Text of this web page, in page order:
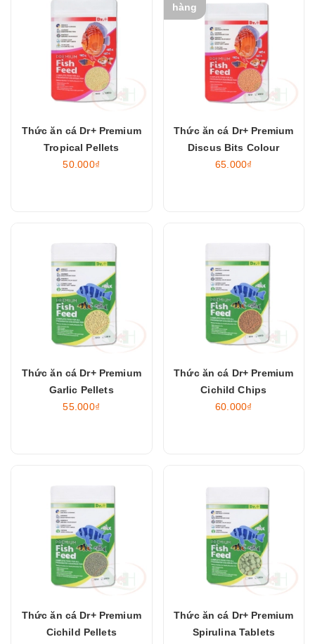
Thức ăn cá Dr+ Premium
Tropical Pellets
50.000₫
hàng
Thức ăn cá Dr+ Premium
Discus Bits Colour
65.000₫
Thức ăn cá Dr+ Premium
Garlic Pellets
55.000₫
Thức ăn cá Dr+ Premium
Cichild Chips
60.000₫
Thức ăn cá Dr+ Premium
Cichild Pellets
Thức ăn cá Dr+ Premium
Spirulina Tablets